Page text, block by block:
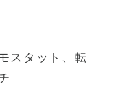
スタット、転